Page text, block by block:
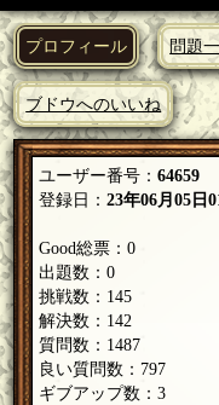
プロフィール 問題
ブドウへのいいね
ユーザー番号：64659
登録日：23年06月05日
Good総票：0
出題数：0
挑戦数：145
解決数：142
質問数：1487
良い質問数：797
ギブアップ数：3